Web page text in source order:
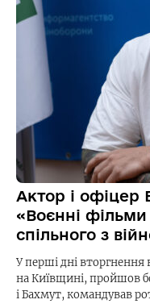
Актор і
«Воєнні
спільного з
У перші дні вторгнення
на Київщині, пройшов
і Бахмут, командував